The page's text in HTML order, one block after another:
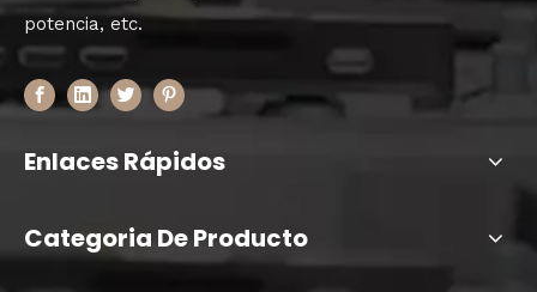
potencia, etc.
Enlaces Rápidos
Categoria De Producto